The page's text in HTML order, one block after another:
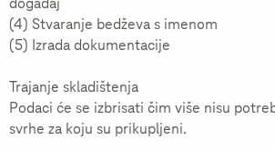
(4) Stvaranje bedževa s imenom
(5) Izrada dokumentacije
Trajanje skladištenja
Podaci će se izbrisati čim više nisu
svrhe za koju su prikupljeni.